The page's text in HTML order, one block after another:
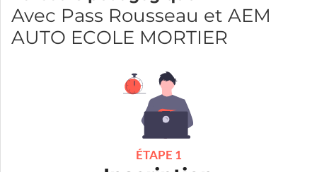
Avec Pass Rousseau et AEM
AUTO ECOLE MORTIER
ÉTAPE 1